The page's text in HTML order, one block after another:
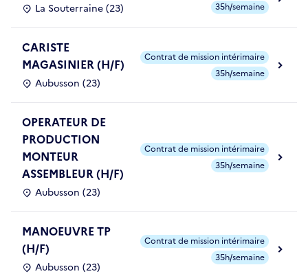
La Souterraine (23)
35h/semaine
CARISTE
MAGASINIER (H/F)
Aubusson (23)
Contrat de mission intérimaire
35h/semaine
OPERATEUR DE
PRODUCTION
MONTEUR
ASSEMBLEUR (H/F)
Aubusson (23)
Contrat de mission intérimaire
35h/semaine
MANOEUVRE TP
(H/F)
Aubusson (23)
Contrat de mission intérimaire
35h/semaine